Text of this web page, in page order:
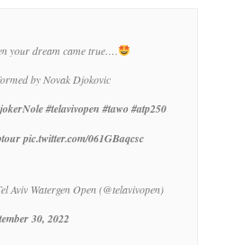
your dream came true….
by Novak Djokovic
#telavivopen #tawo#atp250
pic.twitter.com/061GBaqcsc
Aviv Watergen Open (@telavivopen)
30, 2022